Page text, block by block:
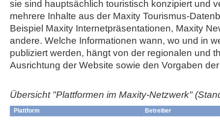
sie sind hauptsächlich touristisch konzipiert und
mehrere Inhalte aus der Maxity Tourismus-
Beispiel Maxity Internetpräsentationen, Maxity
andere. Welche Informationen wann, wo und in
publiziert werden, hängt von der regionalen und
Ausrichtung der Website sowie den Vorgaben
Übersicht "Plattformen im Maxity-Netzwerk"
Plattform Betreiber